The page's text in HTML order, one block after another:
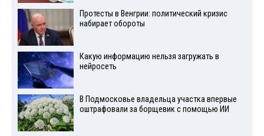
Протесты в Венгрии: политический кризис
набирает обороты
Какую информацию нельзя загружать в
нейросеть
В Подмосковье владельца участка впервые
оштрафовали за борщевик с помощью ИИ